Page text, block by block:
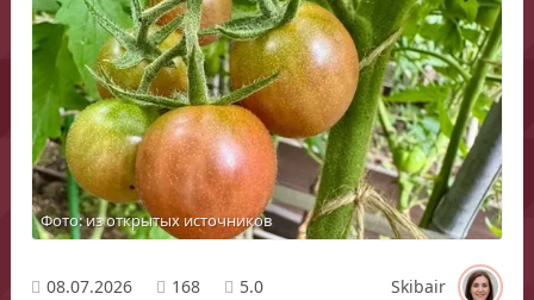
Фото: из открытых источников
08.07.2026 168 5.0 Skibair